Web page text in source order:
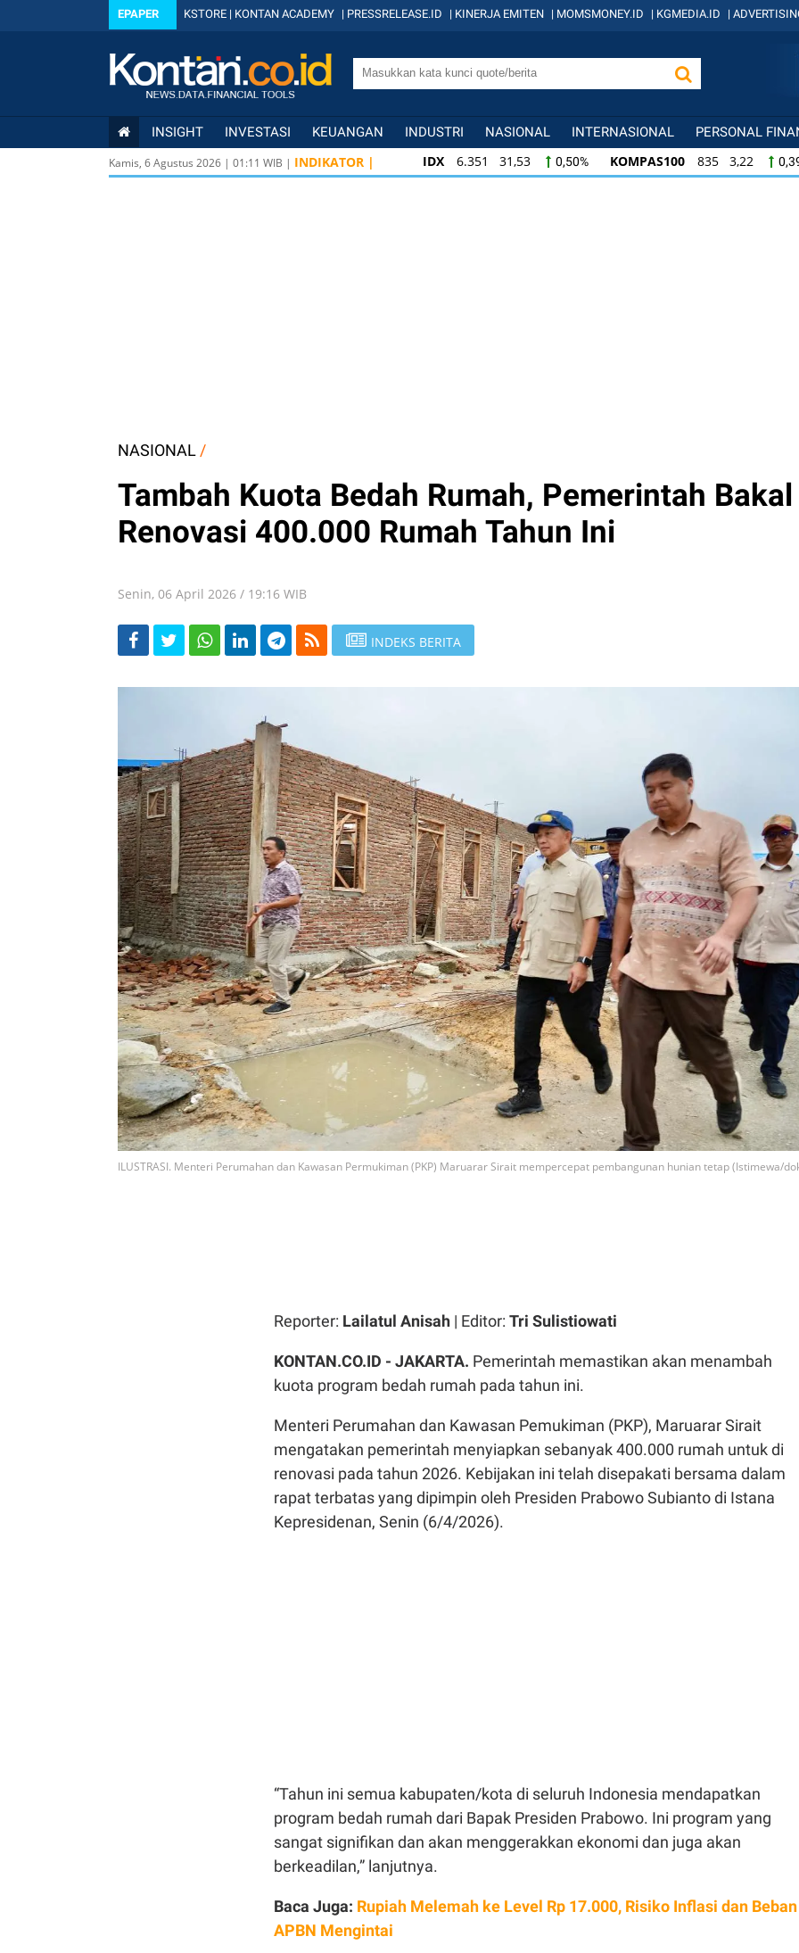
EPAPER KSTORE | KONTAN ACADEMY | PRESSRELEASE.ID | KINERJA EMITEN | MOMSMONEY.ID | KGMEDIA.ID |
INSIGHT INVESTASI KEUANGAN INDUSTRI NASIONAL INTERNASIONAL PERSONAL
Kamis, 6 Agustus 2026 | 01:11 WIB | INDIKATOR | IDX 6.351 31,53 0,50% KOMPAS100 835 3,22
IDX 6.351 31,53 0,50% KOMPAS100 835 3,22
NASIONAL /
Tambah Kuota Bedah Rumah, Pemerintah Bakal
Renovasi 400.000 Rumah Tahun Ini
Senin, 06 April 2026 / 19:16 WIB
INDEKS BERITA
ILUSTRASI. Menteri Perumahan dan Kawasan Permukiman (PKP) Maruarar Sirait mempercepat pembangunan hunian tetap (Istimewa/
Reporter: Lailatul Anisah | Editor: Tri Sulistiowati
KONTAN.CO.ID - JAKARTA. Pemerintah memastikan akan menambah
kuota program bedah rumah pada tahun ini.
Menteri Perumahan dan Kawasan Pemukiman (PKP), Maruarar Sirait
mengatakan pemerintah menyiapkan sebanyak 400.000 rumah untuk di
renovasi pada tahun 2026. Kebijakan ini telah disepakati bersama dalam
rapat terbatas yang dipimpin oleh Presiden Prabowo Subianto di Istana
Kepresidenan, Senin (6/4/2026).
“Tahun ini semua kabupaten/kota di seluruh Indonesia mendapatkan
program bedah rumah dari Bapak Presiden Prabowo. Ini program yang
sangat signifikan dan akan menggerakkan ekonomi dan juga akan
berkeadilan,” lanjutnya.
Baca Juga: Rupiah Melemah ke Level Rp 17.000, Risiko Inflasi dan Beban
APBN Mengintai